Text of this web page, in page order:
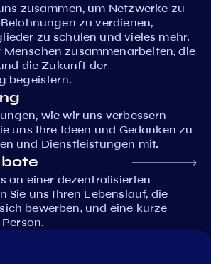
zusammen, um Netzwerke zu
zu verdienen,
zu schulen und vieles mehr.
zusammenarbeiten, die
die Zukunft der
begeistern.
wie wir uns verbessern
uns Ihre Ideen und Gedanken zu
und Dienstleistungen mit.
an einer dezentralisierten
Sie uns Ihren Lebenslauf, die
bewerben, und eine kurze